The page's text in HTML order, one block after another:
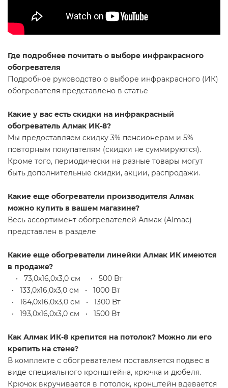
Где подробнее почитать о выборе инфракрасного
обогревателя
Подробное руководство о выборе инфракрасного (ИК)
обогревателя представлено в статье
Какие у вас есть скидки на инфракрасный
обогреватель Алмак ИК-8?
Мы предоставляем скидку 3% пенсионерам и 5%
повторным покупателям (скидки не суммируются).
Кроме того, периодически на разные товары могут
быть дополнительные скидки, акции, распродажи.
Какие еще обогреватели производителя Алмак
можно купить в вашем магазине?
Весь ассортимент обогревателей Алмак (Almac)
представлен в разделе
Какие еще обогреватели линейки Алмак ИК имеются
в продаже?
• 73,0х16,0х3,0 см • 500 Вт
• 133,0х16,0х3,0 см • 1000 Вт
• 164,0х16,0х3,0 см • 1300 Вт
• 193,0х16,0х3,0 см • 1500 Вт
Как Алмак ИК-8 крепится на потолок? Можно ли его
крепить на стене?
В комплекте с обогревателем поставляется подвес в
виде специального кронштейна, крючка и дюбеля.
Крючок вкручивается в потолок, кронштейн вдевается